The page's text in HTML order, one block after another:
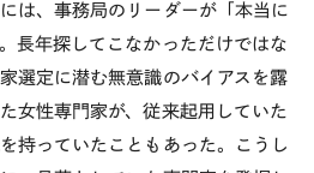
は、事務局のリーダーが「本当に
長年探してこなかっただけではな
選定に潜む無意識のバイアスを露
女性専門家が、従来起用していた
持っていたこともあった。こうし